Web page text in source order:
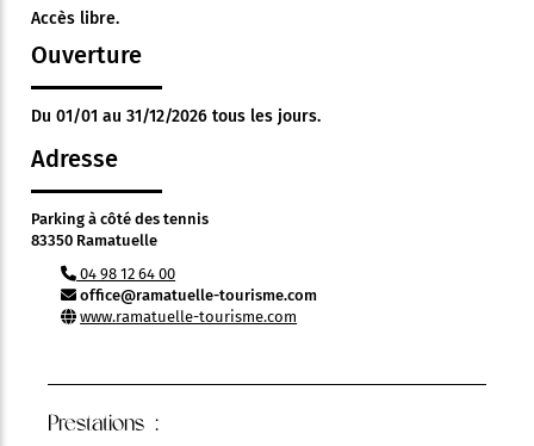
Accès libre.
Ouverture
Du 01/01 au 31/12/2026 tous les jours.
Adresse
Parking à côté des tennis
83350 Ramatuelle
04 98 12 64 00
office@ramatuelle-tourisme.com
www.ramatuelle-tourisme.com
Prestations :